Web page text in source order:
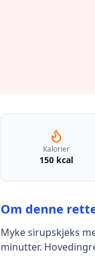
Kalorier
150 kcal
Om denne
Myke sirupskjeks
minutter.